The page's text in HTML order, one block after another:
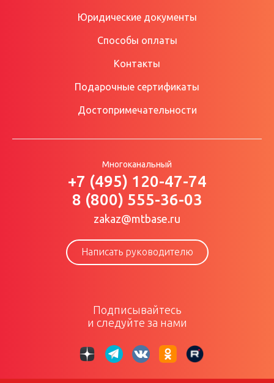
Юридические документы
Способы оплаты
Контакты
Подарочные сертификаты
Достопримечательности
Многоканальный
+7 (495) 120-47-74
8 (800) 555-36-03
zakaz@mtbase.ru
Написать руководителю
Подписывайтесь
и следуйте за нами